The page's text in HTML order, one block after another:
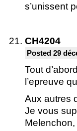
s’unissent
CH4204
Posted 29
Tout
l’epreuve
Aux autres
Je vous